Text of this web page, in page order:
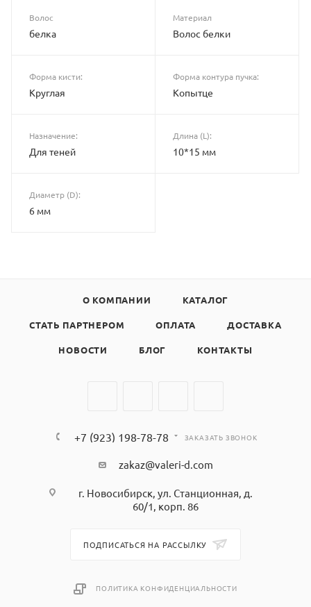
Волос
белка
Материал
Волос белки
Форма кисти:
Круглая
Форма контура пучка:
Копытце
Назначение:
Для теней
Длина (L):
10*15 мм
Диаметр (D):
6 мм
О КОМПАНИИ КАТАЛОГ
СТАТЬ ПАРТНЕРОМ ОПЛАТА ДОСТАВКА
НОВОСТИ БЛОГ КОНТАКТЫ
+7 (923) 198-78-78 ЗАКАЗАТЬ ЗВОНОК
zakaz@valeri-d.com
г. Новосибирск, ул. Станционная, д.
60/1, корп. 86
ПОДПИСАТЬСЯ НА РАССЫЛКУ
ПОЛИТИКА КОНФИДЕНЦИАЛЬНОСТИ